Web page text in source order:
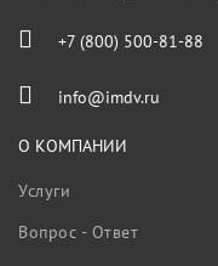
+7 (800) 500-81-88
info@imdv.ru
О КОМПАНИИ
Услуги
Вопрос - Ответ